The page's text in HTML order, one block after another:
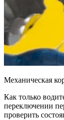
Механическая
Как только
переключении
проверить